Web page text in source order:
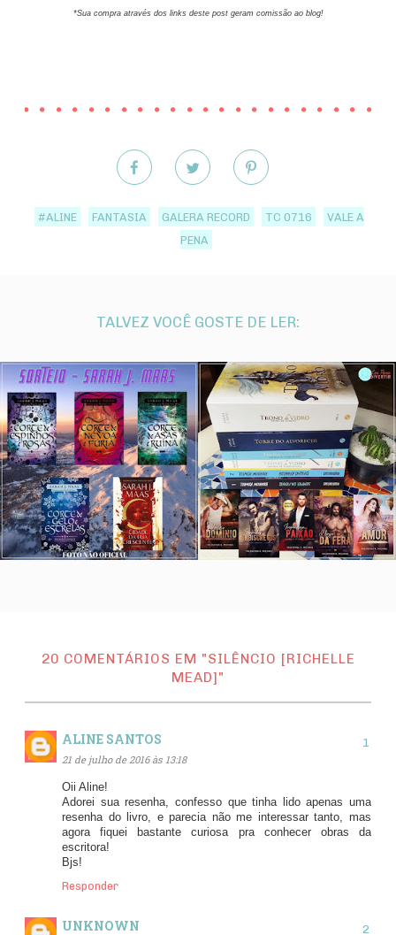
*Sua compra através dos links deste post geram comissão ao blog!
#ALINE FANTASIA GALERA RECORD TC 0716
VALE A
PENA
TALVEZ VOCÊ GOSTE DE LER:
20 COMENTÁRIOS EM "SILÊNCIO [RICHELLE
MEAD]"
ALINE SANTOS
21 de julho de 2016 às 13:18
Oii Aline!
Adorei sua resenha, confesso que tinha lido apenas uma
resenha do livro, e parecia não me interessar tanto, mas
agora fiquei bastante curiosa pra conhecer obras da
escritora!
Bjs!
Responder
UNKNOWN